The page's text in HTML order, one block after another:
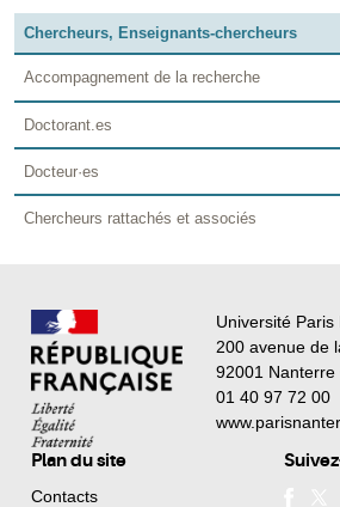
Chercheurs, Enseignants-chercheurs
Accompagnement de la recherche
Doctorant.es
Docteur·es
Chercheurs rattachés et associés
Université Paris
200 avenue de
92001 Nanterre
01 40 97 72 00
Plan du site
Contacts